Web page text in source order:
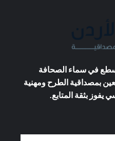
في سماء الصحافة
بمصداقية الطرح ومهنية
يفوز بثقة المتابع.